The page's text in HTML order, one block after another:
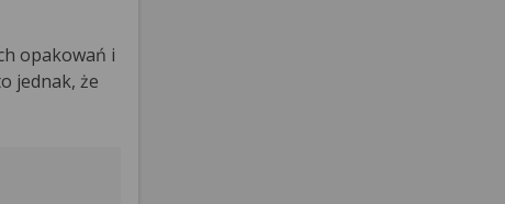
opakowań i
jednak, że